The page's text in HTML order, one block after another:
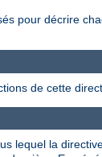
pour décrire
de cette
lequel la